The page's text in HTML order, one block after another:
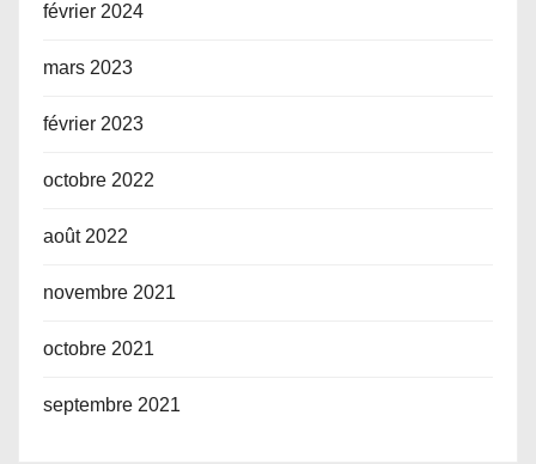
février 2024
mars 2023
février 2023
octobre 2022
août 2022
novembre 2021
octobre 2021
septembre 2021